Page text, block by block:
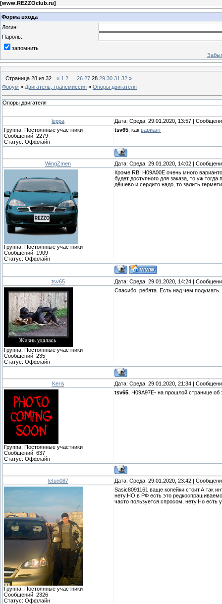
[www.REZZOclub.ru]
Форма входа
Логин:
Пароль:
запомнить
Страница 28 из 32 « 1 2 26 27 28 29 30 31 32 »
Форум » Двигатель, трансмиссия » Опоры двигателя
Опоры двигателя
leppa
Дата: Среда, 29.01.2020, 13:57 |
Группа: Постоянные участники
Сообщений: 2279
Статус: Оффлайн
tsv65 , как вариант
WingZmen Дата: Среда, 29.01.2020, 14:02 |
Группа: Постоянные участники
Сообщений: 1909
Статус: Оффлайн
Кроме RBI H09A00E очень много
будет доступного для заказа, то уж
дёшево и сердито надо, то залить
tsv65 Дата: Среда, 29.01.2020, 14:24 |
Группа: Постоянные участники
Сообщений: 235
Статус: Оффлайн
Спасибо, ребята. Есть над чем подумать.
Keris Дата: Среда, 29.01.2020, 21:34 |
Группа: Постоянные участники
Сообщений: 637
Статус: Оффлайн
tsv65 , H09A97E- на прошлой странице об
letun087 Дата: Среда, 29.01.2020, 23:42 |
Группа: Постоянные участники
Сообщений: 2326
Статус: Оффлайн
Sasic8091161 ваще копейки стоит.А так
нету.НО,в РФ есть это
часто пользуется спросом, нету.Но есть